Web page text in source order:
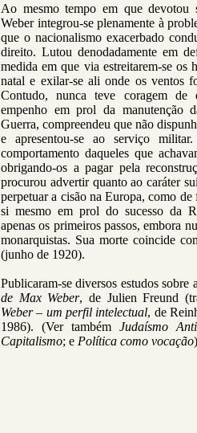
Ao mesmo tempo em que devotou
Weber integrou-se plenamente à
que o nacionalismo exacerbado
direito. Lutou denodadamente em
medida em que via estreitarem-se os
natal e exilar-se ali onde os ventos
Contudo, nunca teve coragem de
empenho em prol da manutenção
Guerra, compreendeu que não
e apresentou-se ao serviço
comportamento daqueles que
obrigando-os a pagar pela
procurou advertir quanto ao caráter
perpetuar a cisão na Europa, como
si mesmo em prol do sucesso da
apenas os primeiros passos, embora
monarquistas. Sua morte coincide
(junho de 1920).
Publicaram-se diversos estudos sobre
de Max Weber, de Julien Freund
Weber – um perfil intelectual, de
1986). (Ver tambémJudaísmo
Capitalismo; e Política como vocação